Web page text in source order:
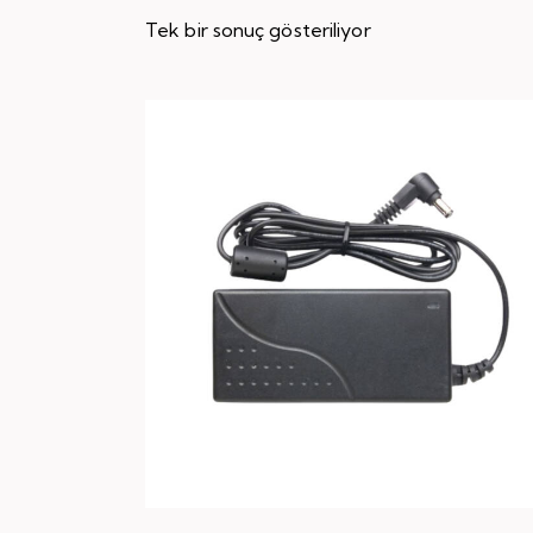
Tek bir sonuç gösteriliyor